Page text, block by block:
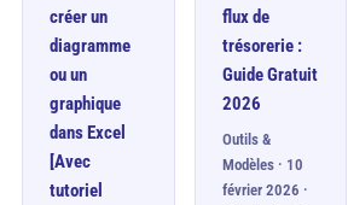
créer un
diagramme
ou un
graphique
dans Excel
[Avec
tutoriel
flux de
trésorerie :
Guide Gratuit
2026
Outils &
Modèles · 10
février 2026 ·